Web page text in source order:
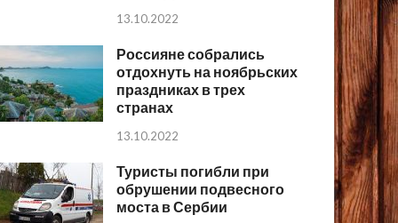
13.10.2022
Россияне собрались
отдохнуть на ноябрьских
праздниках в трех
странах
13.10.2022
Туристы погибли при
обрушении подвесного
моста в Сербии